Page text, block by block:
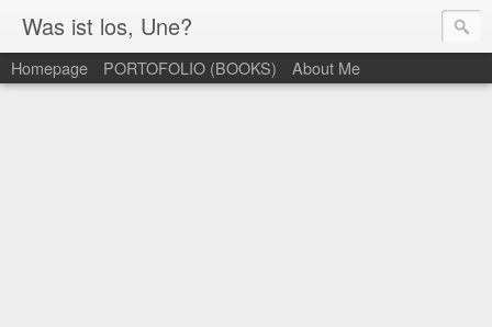
Was ist los, Une?
Homepage PORTOFOLIO (BOOKS) About Me